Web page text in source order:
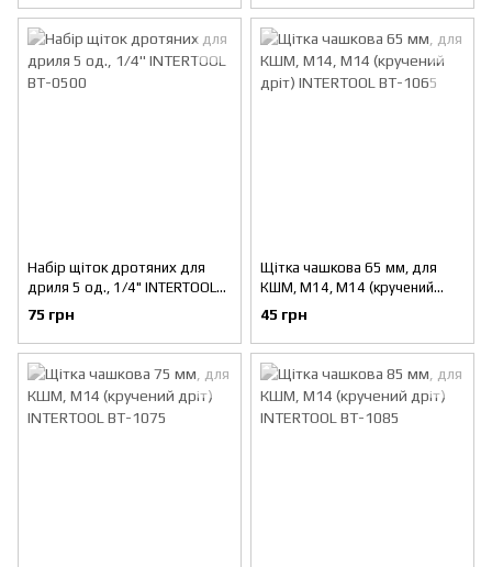
Набір щіток дротяних для
дриля 5 од., 1/4" INTERTOOL
BT-0500
75 грн
Щітка чашкова 65 мм, для
КШМ, М14, М14 (кручений
дріт) INTERTOOL BT-1065
45 грн